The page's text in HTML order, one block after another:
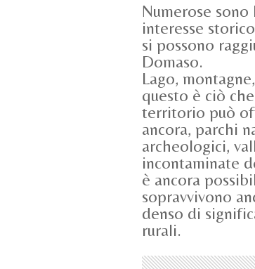
Numerose
interesse
si possono
Domaso.
Lago,
questo è ciò
territorio può
ancora, parchi
archeologici,
incontaminate
è ancora
sopravvivono
denso di
rurali.